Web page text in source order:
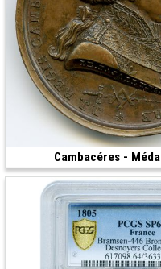
Cambacéres -
(1807 • 37.84 g • 41.74 mm)